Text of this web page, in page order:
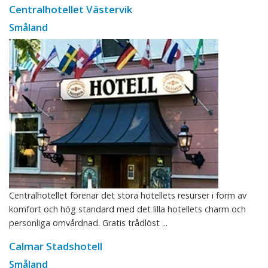
Centralhotellet Västervik
Småland
Centralhotellet förenar det stora hotellets resurser i form av
komfort och hög standard med det lilla hotellets charm och
personliga omvårdnad. Gratis trådlöst ...
Calmar Stadshotell
Småland